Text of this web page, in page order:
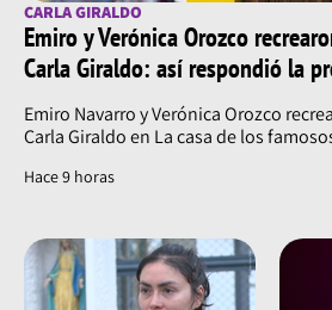
CARLA GIRALDO
Emiro y Verónica Orozco
Carla Giraldo: así respondió la
Emiro Navarro y Verónica Orozco
Carla Giraldo en La casa de los
Hace 9 horas